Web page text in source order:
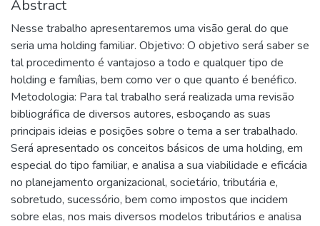
Abstract
Nesse trabalho apresentaremos uma visão geral do que
seria uma holding familiar. Objetivo: O objetivo será saber se
tal procedimento é vantajoso a todo e qualquer tipo de
holding e famílias, bem como ver o que quanto é benéfico.
Metodologia: Para tal trabalho será realizada uma revisão
bibliográfica de diversos autores, esboçando as suas
principais ideias e posições sobre o tema a ser trabalhado.
Será apresentado os conceitos básicos de uma holding, em
especial do tipo familiar, e analisa a sua viabilidade e eficácia
no planejamento organizacional, societário, tributária e,
sobretudo, sucessório, bem como impostos que incidem
sobre elas, nos mais diversos modelos tributários e analisa